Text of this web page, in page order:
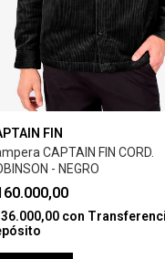
FIN
CAPTAIN FIN CORD.
- NEGRO
con